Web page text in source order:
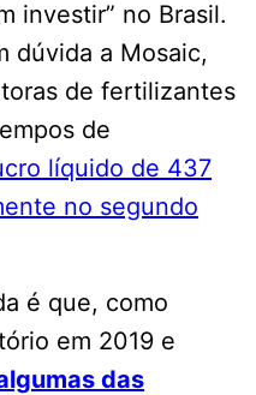
investir” no Brasil.
dúvida a Mosaic,
de fertilizantes
de
líquido de 437
no segundo
é que, como
em 2019 e
das